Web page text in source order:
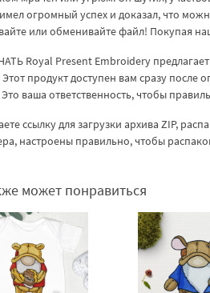
огромный успех и доказал, что
или обменивайте файл! Покупая
Royal Present Embroidery
продукт доступен вам сразу после
ваша ответственность, чтобы
ссылку для загрузки архива ZIP,
настроены правильно, чтобы
может понравиться